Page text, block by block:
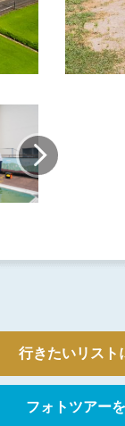
行きたいリスト
フォトツアー